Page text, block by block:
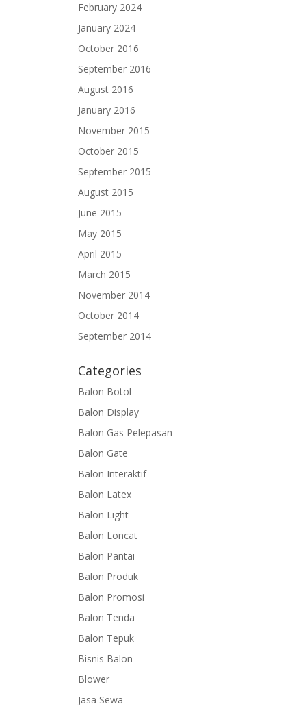
February 2024
January 2024
October 2016
September 2016
August 2016
January 2016
November 2015
October 2015
September 2015
August 2015
June 2015
May 2015
April 2015
March 2015
November 2014
October 2014
September 2014
Categories
Balon Botol
Balon Display
Balon Gas Pelepasan
Balon Gate
Balon Interaktif
Balon Latex
Balon Light
Balon Loncat
Balon Pantai
Balon Produk
Balon Promosi
Balon Tenda
Balon Tepuk
Bisnis Balon
Blower
Jasa Sewa